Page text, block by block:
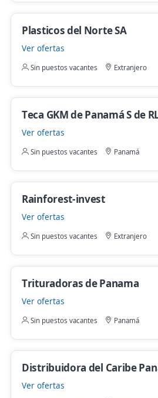
Plasticos del Norte SA
Ver ofertas
Sin puestos vacantes Extranjero
Teca GKM de Panamá S de
Ver ofertas
Sin puestos vacantes Panamá
Rainforest-invest
Ver ofertas
Sin puestos vacantes Extranjero
Trituradoras de Panama
Ver ofertas
Sin puestos vacantes Panamá
Distribuidora del Caribe
Ver ofertas